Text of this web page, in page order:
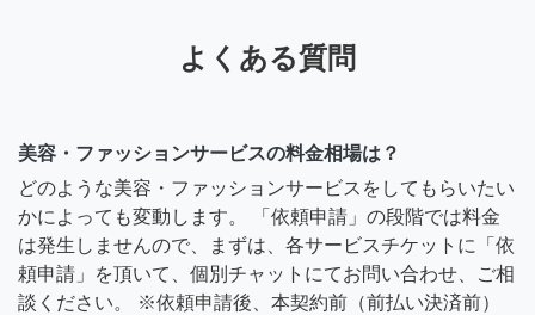
よくある質問
美容・ファッションサービスの料金相場は？
どのような美容・ファッションサービスをしてもらいたい
かによっても変動します。 「依頼申請」の段階では料金
は発生しませんので、まずは、各サービスチケットに「依
頼申請」を頂いて、個別チャットにてお問い合わせ、ご相
談ください。 ※依頼申請後、本契約前（前払い決済前）